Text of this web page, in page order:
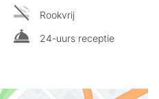
Rookvrij
24-uurs receptie